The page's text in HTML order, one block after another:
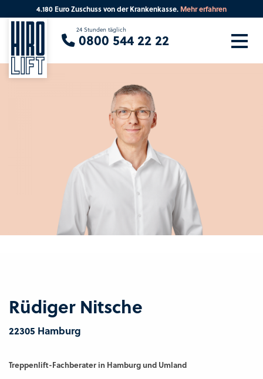
Rüdiger Nitsche
22305 Hamburg
Treppenlift-Fachberater in Hamburg und Umland
4.180 Euro Zuschuss von der Krankenkasse. Mehr erfahren
24 Stunden täglich
0800 544 22 22
Sie suchen eine Beratung vor Ort?
Ihre PLZ Beratung